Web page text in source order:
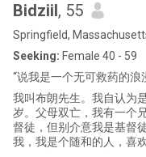
Bidziil, 55
Springfield,
Seeking: Female 40 - 59
“说我是一个无可救药的浪
我叫布朗先生。我自认为
岁。父母双亡，我有一个
督徒，但别介意我是基督
我，我是个随和的人，喜